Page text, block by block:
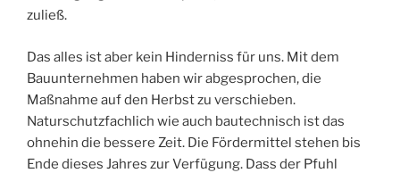
zuließ.
Das alles ist aber kein Hinderniss für uns. Mit dem
Bauunternehmen haben wir abgesprochen, die
Maßnahme auf den Herbst zu verschieben.
Naturschutzfachlich wie auch bautechnisch ist das
ohnehin die bessere Zeit. Die Fördermittel stehen bis
Ende dieses Jahres zur Verfügung. Dass der Pfuhl